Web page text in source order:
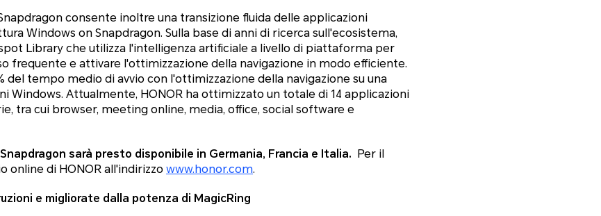
consente inoltre una transizione fluida delle applicazioni
Windows on Snapdragon. Sulla base di anni di ricerca sull'ecosistema,
Library che utilizza l'intelligenza artificiale a livello di piattaforma per
frequente e attivare l'ottimizzazione della navigazione in modo efficiente.
del tempo medio di avvio con l'ottimizzazione della navigazione su una
Windows. Attualmente, HONOR ha ottimizzato un totale di 14 applicazioni
tra cui browser, meeting online, media, office, social software e
sarà presto disponibile in Germania, Francia e Italia.
Per il
online di HONOR all'indirizzo www.honor.com.
e migliorate dalla potenza di MagicRing